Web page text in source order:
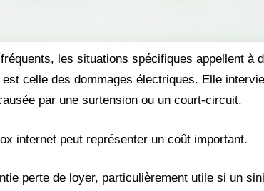
les situations spécifiques appellent à
celle des dommages électriques. Elle
par une surtension ou un court-circuit.
internet peut représenter un coût important.
perte de loyer, particulièrement utile si un